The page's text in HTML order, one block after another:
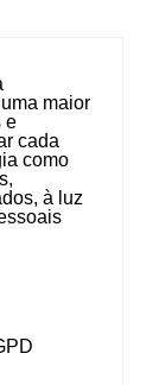
maior
e
cada
como
à luz